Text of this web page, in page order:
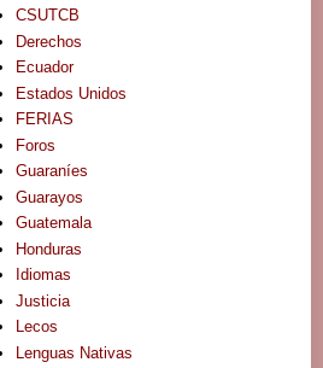
CSUTCB
Derechos
Ecuador
Estados Unidos
FERIAS
Foros
Guaraníes
Guarayos
Guatemala
Honduras
Idiomas
Justicia
Lecos
Lenguas Nativas